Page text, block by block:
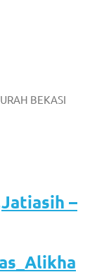
BEKASI
–